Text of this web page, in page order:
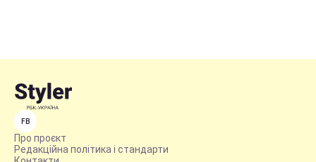
FB
Про проєкт
Редакційна політика і стандарти